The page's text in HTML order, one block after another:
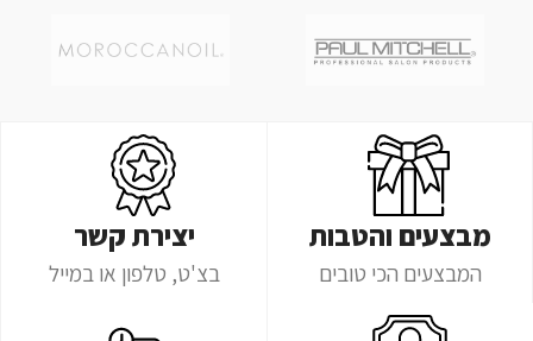
מבצעים והטבות
המבצעים הכי טובים
יצירת קשר
בצ'ט, טלפון או במייל